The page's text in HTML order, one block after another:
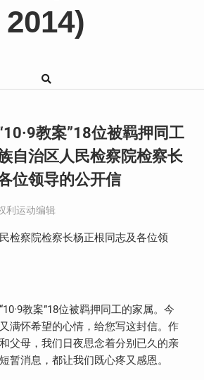
2014)
教案”18位被羁押同工
自治区人民检察院检察长
位领导的公开信
利运动编辑
检察院检察长杨正根同志及各位领
10·9教案”18位被羁押同工的家属。今
满怀希望的心情，给您写这封信。作
父母，我们日夜思念着分别已久的亲
暂消息，都让我们既心疼又感恩。